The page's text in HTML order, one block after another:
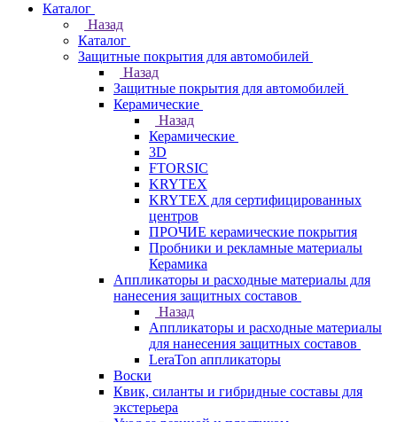
Каталог
Назад
Каталог
Защитные покрытия для автомобилей
Назад
Защитные покрытия для автомобилей
Керамические
Назад
Керамические
3D
FTORSIC
KRYTEX
KRYTEX для сертифицированных
центров
ПРОЧИЕ керамические покрытия
Пробники и рекламные материалы
Керамика
Аппликаторы и расходные материалы для
нанесения защитных составов
Назад
Аппликаторы и расходные материалы
для нанесения защитных составов
LeraTon аппликаторы
Воски
Квик, силанты и гибридные составы для
экстерьера